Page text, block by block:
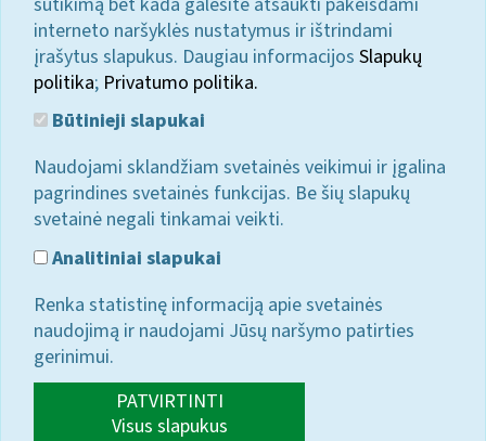
interneto naršyklės nustatymus ir ištrindami
įrašytus slapukus. Daugiau informacijos Slapukų
politika; Privatumo politika.
Būtinieji slapukai
Naudojami sklandžiam svetainės veikimui ir įgalina
pagrindines svetainės funkcijas. Be šių slapukų
svetainė negali tinkamai veikti.
Analitiniai slapukai
Renka statistinę informaciją apie svetainės
naudojimą ir naudojami Jūsų naršymo patirties
gerinimui.
PATVIRTINTI
Visus slapukus